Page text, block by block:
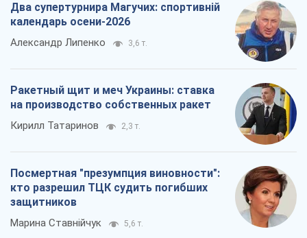
Два супертурнира Магучих: спортивній
календарь осени-2026
Александр Липенко 3,6 т.
Ракетный щит и меч Украины: ставка
на производство собственных ракет
Кирилл Татаринов 2,3 т.
Посмертная "презумпция виновности":
кто разрешил ТЦК судить погибших
защитников
Марина Ставнійчук 5,6 т.